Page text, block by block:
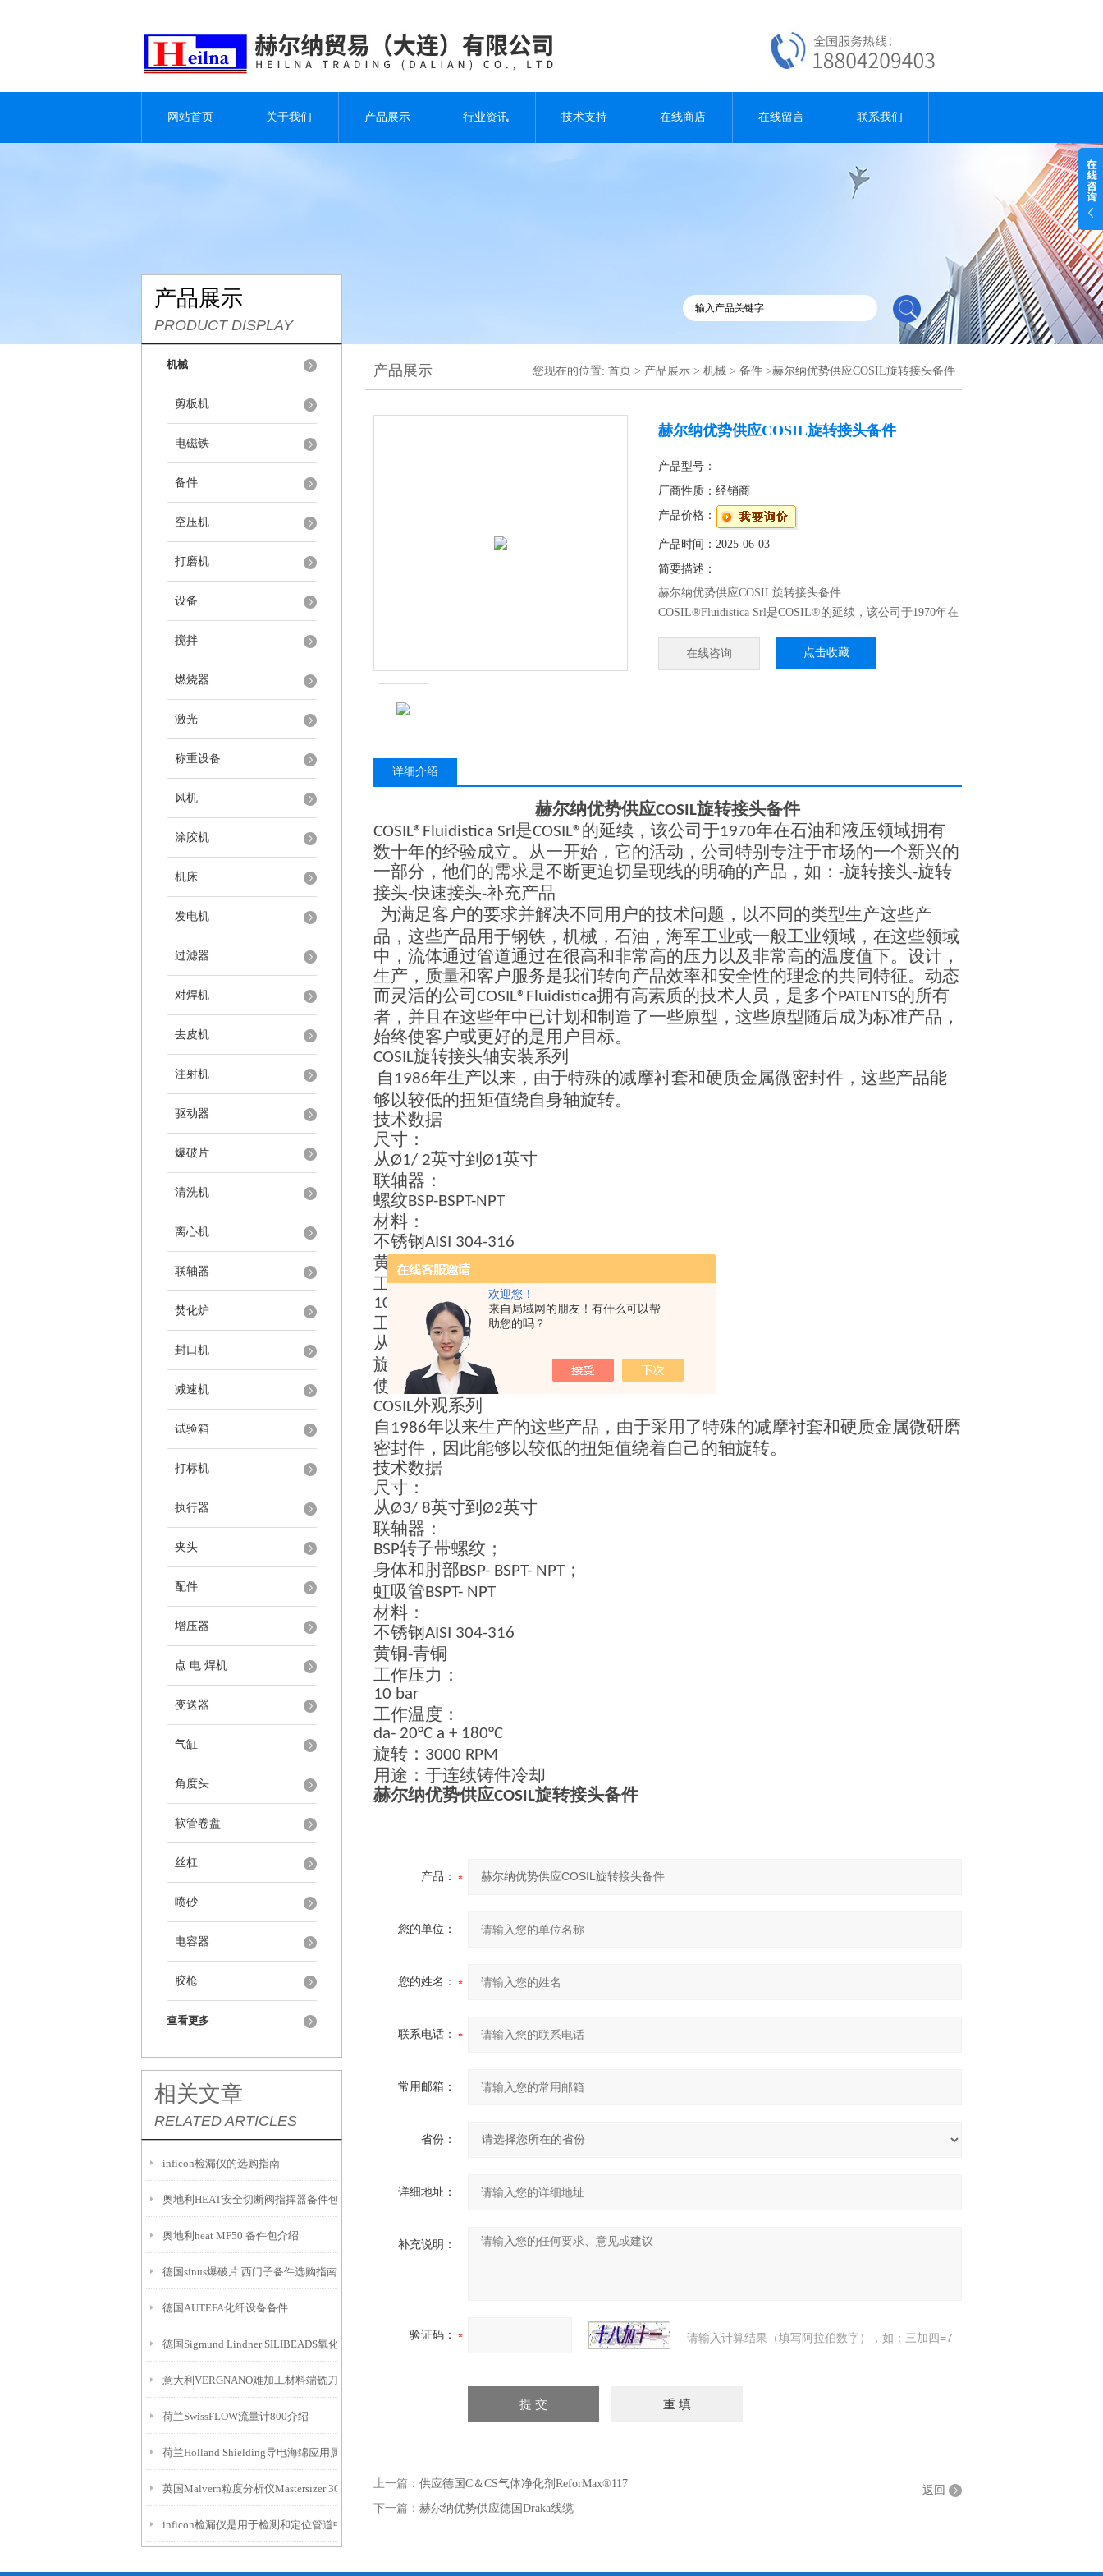
欢迎您！
来自局域网的朋友！有什么可以帮
助您的吗？
网站首页 关于我们 产品展示 行业资讯 技术支持 在线商店 在线留言 联系我们
产品展示
PRODUCT DISPLAY
机械
剪板机
电磁铁
备件
空压机
打磨机
设备
搅拌
燃烧器
激光
称重设备
风机
涂胶机
机床
发电机
过滤器
对焊机
去皮机
注射机
驱动器
爆破片
清洗机
离心机
联轴器
焚化炉
封口机
减速机
试验箱
打标机
执行器
夹头
配件
增压器
点 电 焊机
变送器
气缸
角度头
软管卷盘
丝杠
喷砂
电容器
胶枪
查看更多
相关文章
RELATED ARTICLES
inficon检漏仪的选购指南
奥地利HEAT安全切断阀指挥器备件包G612-G190144介绍
奥地利heat MF50 备件包介绍
德国sinus爆破片 西门子备件选购指南
德国AUTEFA化纤设备备件
德国Sigmund Lindner SILIBEADS氧化锆/钇陶瓷珠ZY-P 技术参数
意大利VERGNANO难加工材料端铣刀FP系列
荷兰SwissFLOW流量计800介绍
荷兰Holland Shielding导电海绵应用属性及特征
英国Malvern粒度分析仪Mastersizer 3000简介
inficon检漏仪是用于检测和定位管道中泄漏点的仪器
产品展示 您现在的位置: 首页 > 产品展示 > 机械 > 备件 >赫尔纳优势供应COSIL旋转接头备件
赫尔纳优势供应COSIL旋转接头备件
产品型号：
厂商性质：经销商
产品价格：
产品时间：2025-06-03
简要描述：
赫尔纳优势供应COSIL旋转接头备件
COSIL®Fluidistica Srl是COSIL®的延续，该公司于1970年在
动，公司特别专注于市场的一个新兴的一部分，他们的需求
是不断更迫切呈现线的明确的产品，如：-旋转接头-旋转接
在线咨询 点击收藏
详细介绍
赫尔纳优势供应COSIL旋转接头备件
COSIL®Fluidistica Srl 是COSIL® 的延续，该公司于1970年在石油和液压领域拥有
数十年的经验成立。从一开始，它的活动，公司特别专注于市场的一个新兴的
一部分，他们的需求是不断更迫切呈现线的明确的产品，如： -旋转接头-旋转
接头-快速接头-补充产品
为满足客户的要求并解决不同用户的技术问题，以不同的类型生产这些产
品，这些产品用于钢铁，机械，石油，海军工业或一般工业领域，在这些领域
中，流体通过管道通过在很高和非常高的压力以及非常高的温度值下。设计，
生产，质量和客户服务是我们转向产品效率和安全性的理念的共同特征。动态
而灵活的公司 COSIL®Fluidistica拥有高素质的技术人员，是多个PATENTS的所有
者，并且在这些年中已计划和制造了一些原型，这些原型随后成为标准产品，
始终使客户或更好的是用户目标。
COSIL旋转接头轴安装系列
自 1986年生产以来，由于特殊的减摩衬套和硬质金属微密封件，这些产品能
够以较低的扭矩值绕自身轴旋转。
技术数据
尺寸：
从Ø1/ 2英寸到 Ø1英寸
联轴器：
螺纹BSP-BSPT-NPT
材料：
不锈钢AISI 304-316
黄铜-青铜
工作压力：
10 bar
工作温度：
从
到+ 180°C
旋转：100 RPM
使用：特定于连续铸件冷却
COSIL外观系列
自 1986年以来生产的这些产品，由于采用了特殊的减摩衬套和硬质金属微研磨
密封件，因此能够以较低的扭矩值绕着自己的轴旋转。
技术数据
尺寸：
从Ø3/ 8英寸到 Ø2英寸
联轴器：
BSP转子带螺纹；
身体和肘部BSP- BSPT- NPT ；
虹吸管BSPT- NPT
材料：
不锈钢AISI 304-316
黄铜-青铜
工作压力：
10 bar
工作温度：
da- 20°C a + 180°C
旋转： 3000 RPM
用途：于连续铸件冷却
赫尔纳优势供应COSIL旋转接头备件
产品：
您的单位：
您的姓名：
联系电话：
常用邮箱：
省份：
详细地址：
补充说明：
验证码： 请输入计算结果（填写阿拉伯数字），如：三加四=7
上一篇： 供应德国C＆CS气体净化剂ReforMax®117
下一篇： 赫尔纳优势供应德国Draka线缆
返回